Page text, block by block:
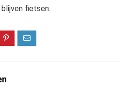
fietsen.